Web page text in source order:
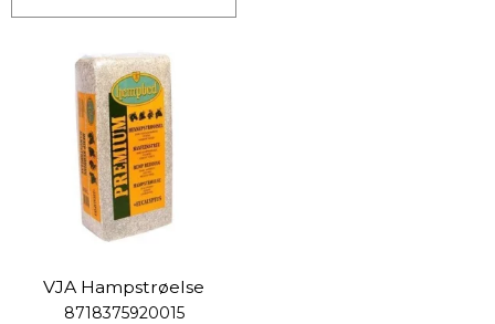
VJA Hampstrøelse
8718375920015